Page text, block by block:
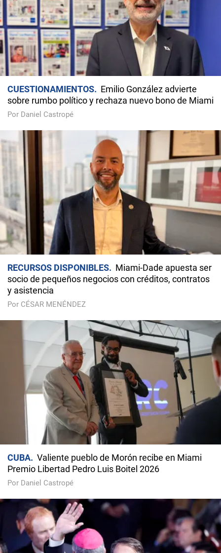
CUESTIONAMIENTOS
Emilio González advierte
sobre rumbo político y rechaza nuevo bono de Miami
Por Daniel Castropé
RECURSOS DISPONIBLES
Miami-Dade apuesta ser
socio de pequeños negocios con créditos, contratos
y asistencia
Por CÉSAR MENÉNDEZ
CUBA
Valiente pueblo de Morón recibe en Miami
Premio Libertad Pedro Luis Boitel 2026
Por Daniel Castropé